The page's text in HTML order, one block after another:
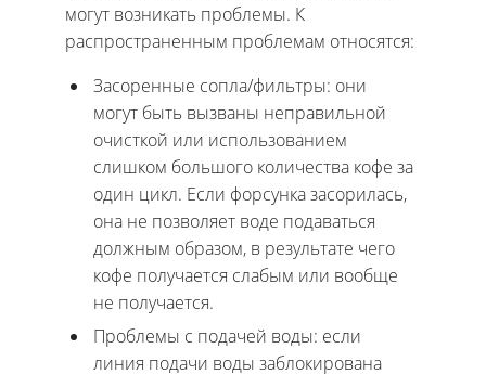
могут возникать проблемы. К
распространенным проблемам относятся:
Засоренные сопла/фильтры: они
могут быть вызваны неправильной
очисткой или использованием
слишком большого количества кофе за
один цикл. Если форсунка засорилась,
она не позволяет воде подаваться
должным образом, в результате чего
кофе получается слабым или вообще
не получается.
Проблемы с подачей воды: если
линия подачи воды заблокирована